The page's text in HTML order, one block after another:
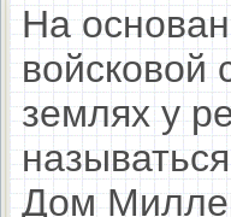
На
землях у
Дом